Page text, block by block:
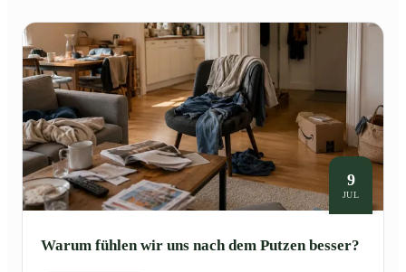
9
JUL
Warum fühlen wir uns nach dem Putzen besser?